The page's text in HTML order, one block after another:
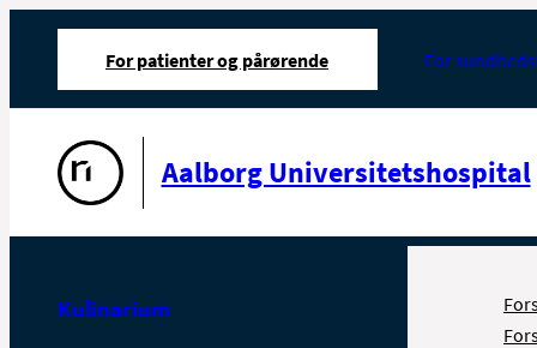
For patienter og pårørende For
Aalborg Universitetshospital
Kulinarium